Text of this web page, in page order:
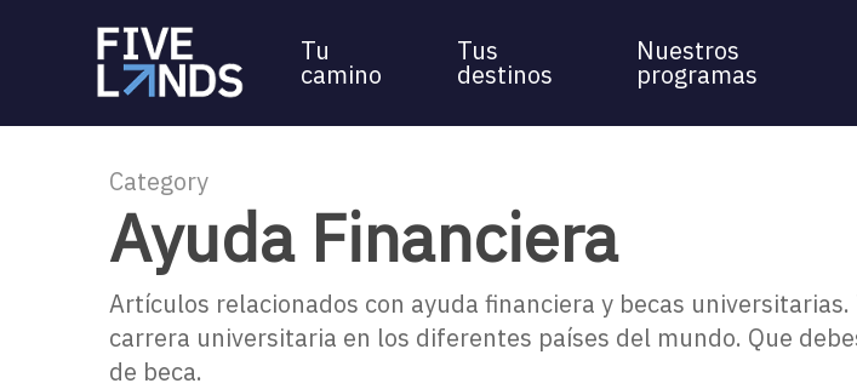
Tu
camino
Tus
destinos
Nuestros
programas
Category
Ayuda Financiera
Artículos relacionados con ayuda financiera y becas
carrera universitaria en los diferentes países del mundo. Que
de beca.